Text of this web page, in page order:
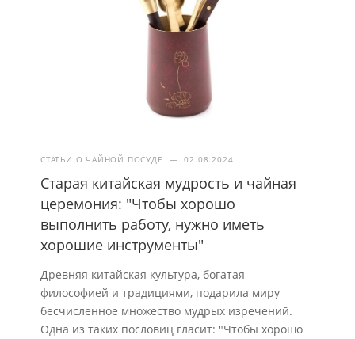
СТАТЬИ О ЧАЙНОЙ ПОСУДЕ — 02.08.2024
Старая китайская мудрость и чайная
церемония: "Чтобы хорошо
выполнить работу, нужно иметь
хорошие инструменты"
Древняя китайская культура, богатая
философией и традициями, подарила миру
бесчисленное множество мудрых изречений.
Одна из таких пословиц гласит: "Чтобы хорошо